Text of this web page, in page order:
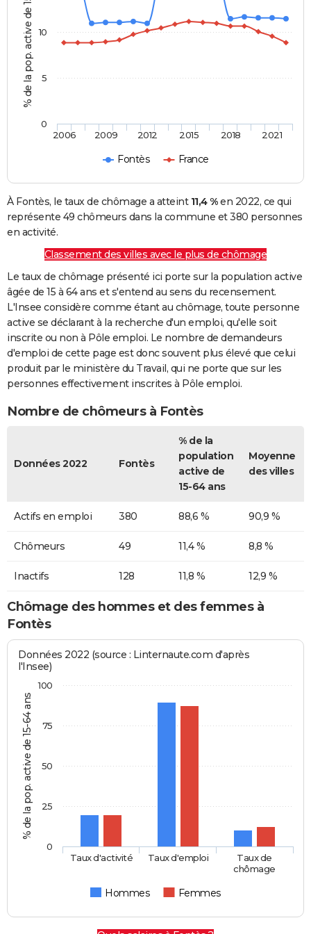
% de la pop. active de 15 - 64 ans
Fontès France
2006 2009 2012 2015 2018 2021
0
5
10
À Fontès, le taux de chômage a atteint 11,4 %en 2022, ce qui
représente 49 chômeurs dans la commune et 380 personnes
en activité.
Classement des villes avec le plus de chômage
Le taux de chômage présenté ici porte sur la population active
âgée de 15 à 64 ans et s'entend au sens du recensement.
L'Insee considère comme étant au chômage, toute personne
active se déclarant à la recherche d'un emploi, qu'elle soit
inscrite ou non à Pôle emploi. Le nombre de demandeurs
d'emploi de cette page est donc souvent plus élevé que celui
produit par le ministère du Travail, qui ne porte que sur les
personnes effectivement inscrites à Pôle emploi.
Nombre de chômeurs à Fontès
Données 2022 Fontès
% de la
population
active de
15-64 ans
Moyenne
des villes
Actifs en emploi 380 88,6 % 90,9 %
Chômeurs 49 11,4 % 8,8 %
Inactifs 128 11,8 % 12,9 %
Chômage des hommes et des femmes à
Fontès
% de la pop. active de 15-64 ans
Données 2022 (source : Linternaute.com d'après
l'Insee)
Hommes Femmes
Taux d'activité Taux d'emploi
Taux de
chômage
0
25
50
75
100